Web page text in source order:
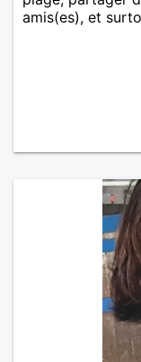
amis(es), et